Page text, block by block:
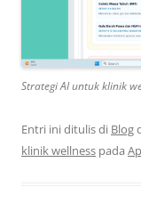
Strategi AI untuk klinik
Entri ini ditulis di Blog
klinik wellness pada